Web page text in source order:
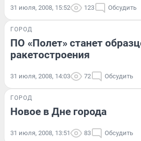
31 июля, 2008, 15:52 123 Обсудить
ГОРОД
ПО «Полет» станет
ракетостроения
31 июля, 2008, 14:03 72 Обсудить
ГОРОД
Новое в Дне города
31 июля, 2008, 13:51 83 Обсудить